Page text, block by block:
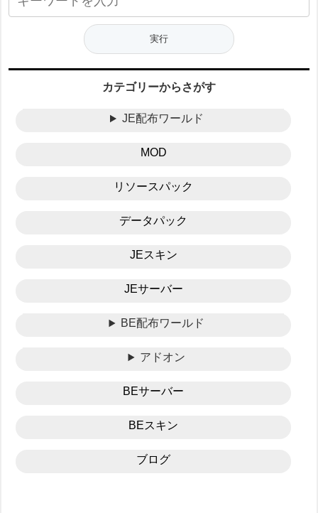
カテゴリーからさがす
JE配布ワールド
MOD
リソースパック
データパック
JEスキン
JEサーバー
BE配布ワールド
アドオン
BEサーバー
BEスキン
ブログ